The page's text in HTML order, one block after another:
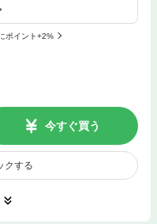
ポイント+2%
今すぐ買う
クする